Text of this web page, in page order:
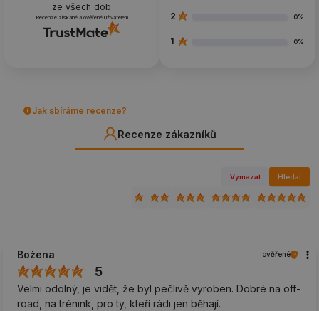
ze všech dob
Recenze získané a ověřené uživatelem 2 0%
1 0%
Jak sbíráme recenze?
Recenze zákazníků
Vymazat Hledat
Bożena ověřené
5
Velmi odolný, je vidět, že byl pečlivě vyroben. Dobré na off-
road, na trénink, pro ty, kteří rádi jen běhají.